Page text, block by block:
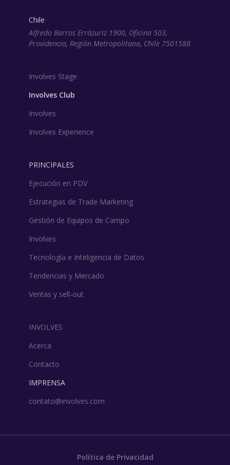
Chile
Alfredo Barros Errázuriz 1900, Oficina 503,
Providencia, Región Metropolitana, Chile 7501588
Involves Stage
Involves Club
Involves
Involves Experience
PRINCIPALES
Ejecución en PDV
Estrategias de Trade Marketing
Gestión de Equipos de Campo
Involves
Tecnología e Inteligencia de Datos
Tendencias y Mercado
Ventas y sell-out
INVOLVES
Acerca
Contacto
IMPRENSA
contato@involves.com
Política de Privacidad